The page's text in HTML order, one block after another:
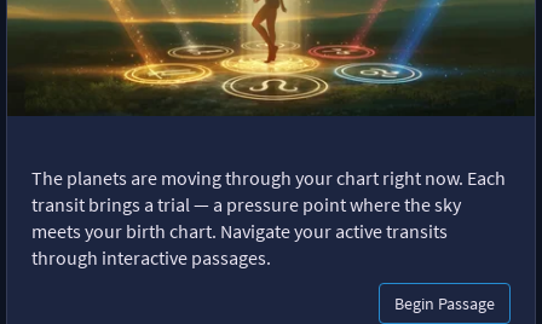
The planets are moving through your chart right now. Each
transit brings a trial — a pressure point where the sky
meets your birth chart. Navigate your active transits
through interactive passages.
Begin Passage